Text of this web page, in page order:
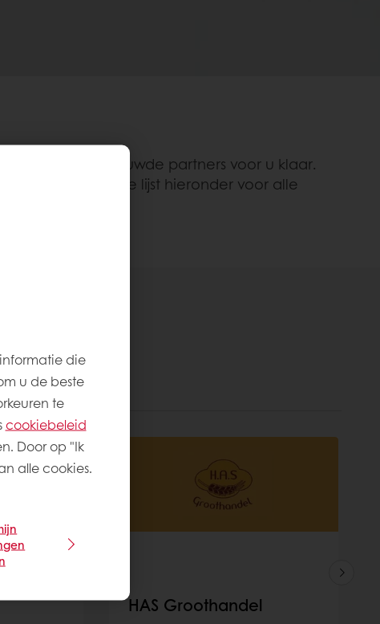
van vertrouwde partners voor u klaar.
Bekijk de lijst hieronder voor alle
HAS Groothandel
die
u de beste
te
cookiebeleid
Door op "Ik
alle cookies.